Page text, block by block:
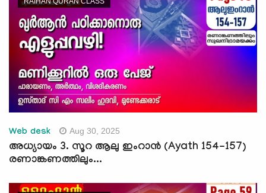
Web desk Aug 30, 2025
അധ്യായം 3. സൂറ ആലു ഇംറാന്‍ (Ayath 154-157)
രണാങ്കണത്തിലും...